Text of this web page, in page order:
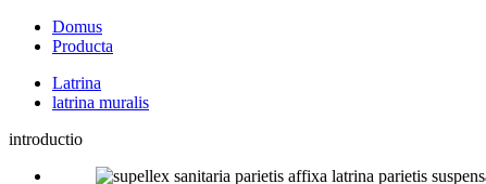
Domus
Producta
Latrina
latrina muralis
introductio